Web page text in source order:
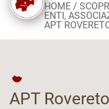
HOME
ENTI,
APT
APT